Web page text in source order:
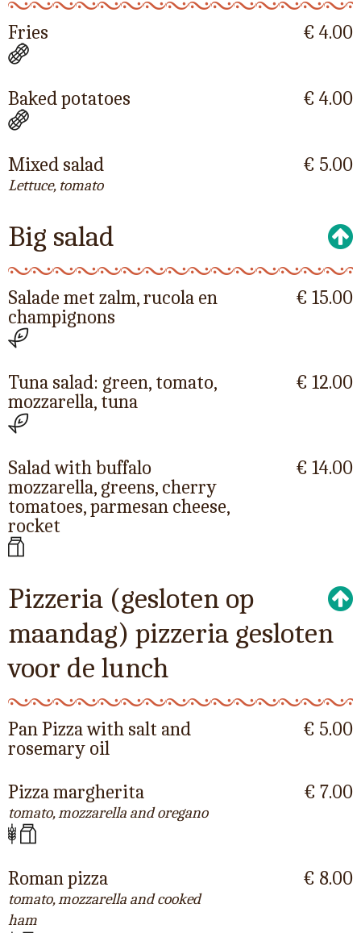
Fries € 4.00
Baked potatoes € 4.00
Mixed salad
Lettuce, tomato
€ 5.00
Big salad
Salade met zalm, rucola en
champignons
€ 15.00
Tuna salad: green, tomato,
mozzarella, tuna
€ 12.00
Salad with buffalo
mozzarella, greens, cherry
tomatoes, parmesan cheese,
rocket
€ 14.00
Pizzeria (gesloten op
maandag) pizzeria gesloten
voor de lunch
Pan Pizza with salt and
rosemary oil
€ 5.00
Pizza margherita
tomato, mozzarella and oregano
€ 7.00
Roman pizza
tomato, mozzarella and cooked
ham
€ 8.00